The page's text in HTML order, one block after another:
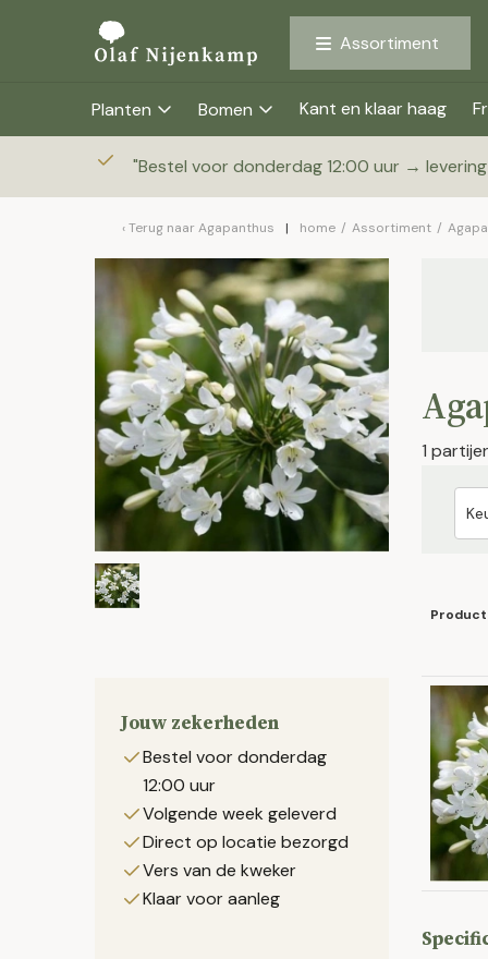
Assortiment
Planten Bomen Kant en klaar haag
"Bestel voor donderdag 12:00 uur →
Terug naar Agapanthus home / Assortiment /
Jouw zekerheden
Bestel voor donderdag
12:00 uur
Volgende week geleverd
Direct op locatie bezorgd
Vers van de kweker
Klaar voor aanleg
1
Product